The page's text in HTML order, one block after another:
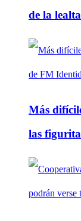
de la
Más
las